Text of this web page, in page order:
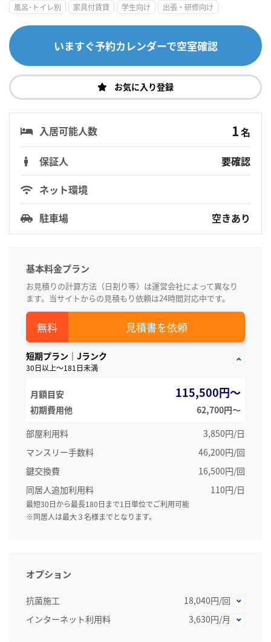
風呂･トイレ別 家具付賃貸 学生向け 出張・研修向け
いますぐ予約カレンダーで空室確認
お気に入り登録
入居可能人数 1名
保証人
要確認
ネット環境
駐車場
空きあり
基本料金プラン
お見積りの計算方法（日割り等）は運営会社によって異なり
ます。当サイトからの見積もり依頼は24時間対応中です。
見積書を依頼
短期プラン｜Jランク
30日以上～181日未満
月額目安 115,500円～
初期費用他
62,700円〜
部屋利用料
3,850円/日
マンスリー手数料
46,200円/回
鍵交換費
16,500円/回
同居人追加利用料
110円/日
最短30日から最長180日まで1日単位でご利用可能
※同居人は最大３名様までとなります。
オプション
抗菌施工
18,040円/回
インターネット利用料
3,630円/月